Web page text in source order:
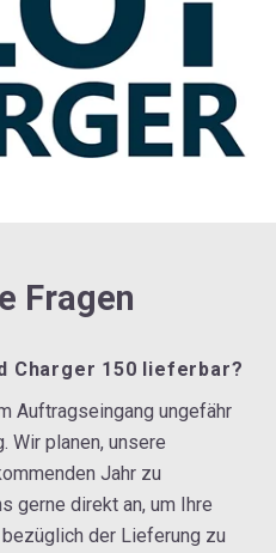
Fragen
Charger 150 lieferbar?
Auftragseingang ungefähr
Wir planen, unsere
Jahr zu
gerne direkt an, um Ihre
der Lieferung zu